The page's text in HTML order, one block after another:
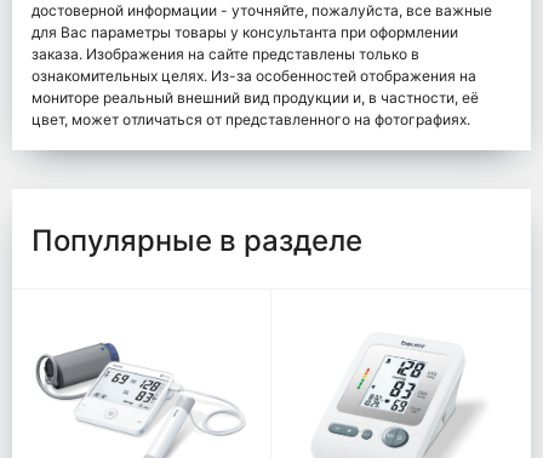
достоверной информации - уточняйте, пожалуйста, все важные
для Вас параметры товары у консультанта при оформлении
заказа. Изображения на сайте представлены только в
ознакомительных целях. Из-за особенностей отображения на
мониторе реальный внешний вид продукции и, в частности, её
цвет, может отличаться от представленного на фотографиях.
Популярные в разделе